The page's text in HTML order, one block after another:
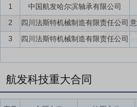
1 中国航发哈尔滨轴承有限公司
2
四川法斯特机械制造有限责任公司
3
四川法斯特机械制造有限责任公司
航发科技重大合同